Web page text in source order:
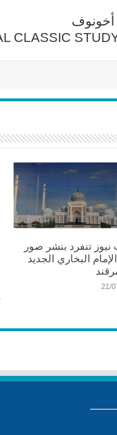
أخونوف
تنفرد بنشر صور
البخاري الجديد
21/